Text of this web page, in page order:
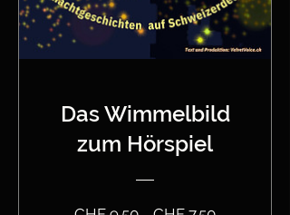
Das Wimmelbild
zum Hörspiel